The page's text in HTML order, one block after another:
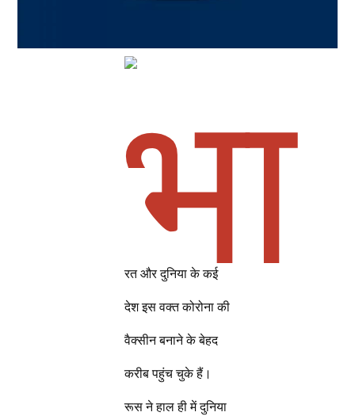
भा
रत और दुनिया के कई
देश इस वक्त कोरोना की
वैक्सीन बनाने के बेहद
करीब पहुंच चुके हैं।
रूस ने हाल ही में दुनिया